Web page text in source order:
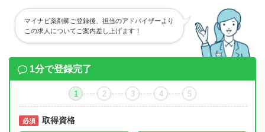
マイナビ薬剤師ご登録後、担当のアドバイザーより
この求人についてご案内差し上げます！
1分で登録完了
1 2 3 4 5
必須 取得資格